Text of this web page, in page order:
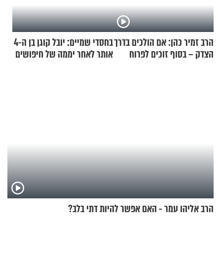
הרב זמיר כהן: אם הולכים בדרך
הצדק – בסוף זוכים לפרוח
בחסדי שמיים: יובל קוגן בן ה-4
אותר לאחר יממה של חיפושים
הרב אליהו עמר - האם אפשר להיות דתי בלב?